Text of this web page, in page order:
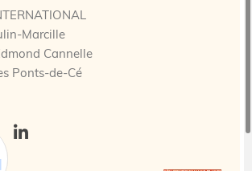
Marcille
Cannelle
Ponts-de-Cé